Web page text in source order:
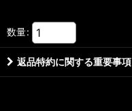
数量:
返品特約に関する重要事項